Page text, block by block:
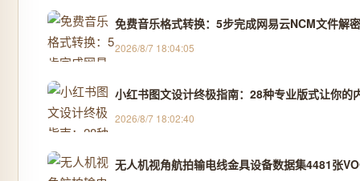
免费音乐格式转换：5步完成网易云NCM文件解
2026/8/7 18:04:05
小红书图文设计终极指南：28种专业版式让你的
2026/8/7 18:02:40
无人机视角航拍输电线金具设备数据集4481张